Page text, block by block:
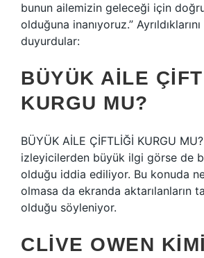
bunun ailemizin geleceği için
olduğuna inanıyoruz.”
duyurdular:
BÜYÜK AILE
KURGU MU?
BÜYÜK AİLE ÇİFTLİĞİ KURGU
izleyicilerden büyük ilgi görse de
olduğu iddia ediliyor. Bu konuda
olmasa da ekranda aktarılanların
olduğu söyleniyor.
CLIVE OWEN